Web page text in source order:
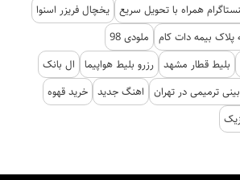
همراه با تحویل سریع یخچال فریزر اسنوا
پلاک بیمه دات کام
ملودی 98
بلیط قطار مشهد رزرو بلیط هواپیما
ال بانک
ترمیمی در تهران اهنگ جدید خرید قهوه